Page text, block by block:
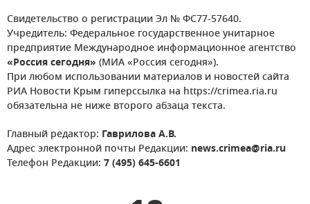
Свидетельство о регистрации Эл № ФС77-57640.
Учредитель: Федеральное государственное унитарное
предприятие Международное информационное агентство
«Россия сегодня» (МИА «Россия сегодня»).
При любом использовании материалов и новостей сайта
РИА Новости Крым гиперссылка на https://crimea.ria.ru
обязательна не ниже второго абзаца текста.
Главный редактор: Гаврилова А.В.
Адрес электронной почты Редакции: news.crimea@ria.ru
Телефон Редакции: 7 (495) 645-6601